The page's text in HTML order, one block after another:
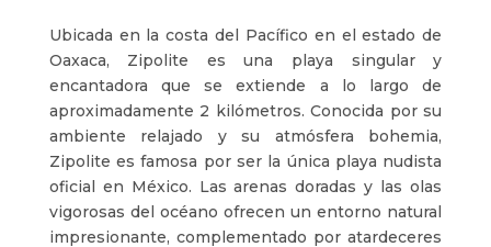
Ubicada en la costa del Pacífico en el estado de
Oaxaca, Zipolite es una playa singular y
encantadora que se extiende a lo largo de
aproximadamente 2 kilómetros. Conocida por su
ambiente relajado y su atmósfera bohemia,
Zipolite es famosa por ser la única playa nudista
oficial en México. Las arenas doradas y las olas
vigorosas del océano ofrecen un entorno natural
impresionante, complementado por atardeceres